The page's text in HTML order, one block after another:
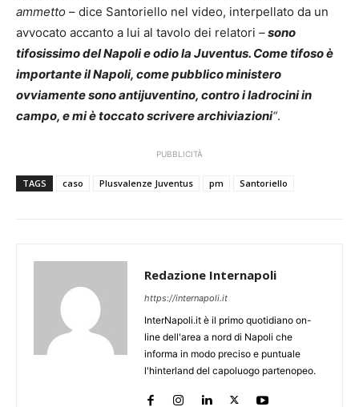
ammetto – dice Santoriello nel video, interpellato da un
avvocato accanto a lui al tavolo dei relatori –sono
tifosissimo del Napoli e odio la Juventus. Come tifoso è
importante il Napoli, come pubblico ministero
ovviamente sono antijuventino, contro i ladrocini in
campo, e mi è toccato scrivere archiviazioni“.
PUBBLICITÀ
TAGS caso Plusvalenze Juventus pm Santoriello
Redazione Internapoli
https://internapoli.it
InterNapoli.it è il primo quotidiano on-
line dell'area a nord di Napoli che
informa in modo preciso e puntuale
l'hinterland del capoluogo partenopeo.